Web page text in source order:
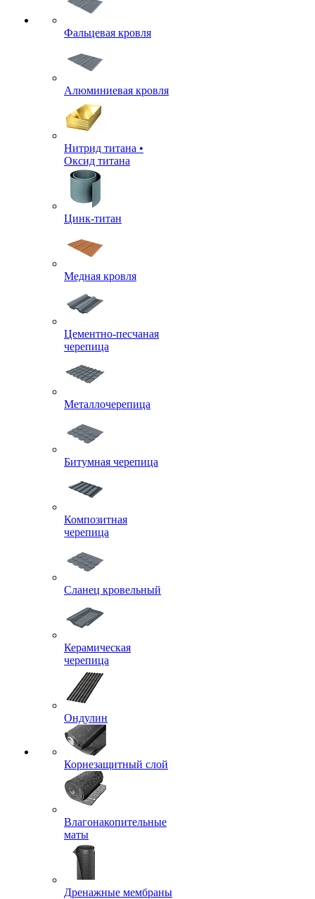
Фальцевая кровля
Алюминиевая кровля
Нитрид титана •
Оксид титана
Цинк-титан
Медная кровля
Цементно-песчаная
черепица
Металлочерепица
Битумная черепица
Композитная
черепица
Сланец кровельный
Керамическая
черепица
Ондулин
Корнезащитный слой
Влагонакопительные
маты
Дренажные мембраны